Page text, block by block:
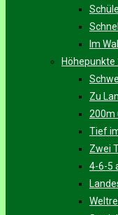
Im
Höhepunkte
Zu
200m
Tief
Zwei
4-6-5